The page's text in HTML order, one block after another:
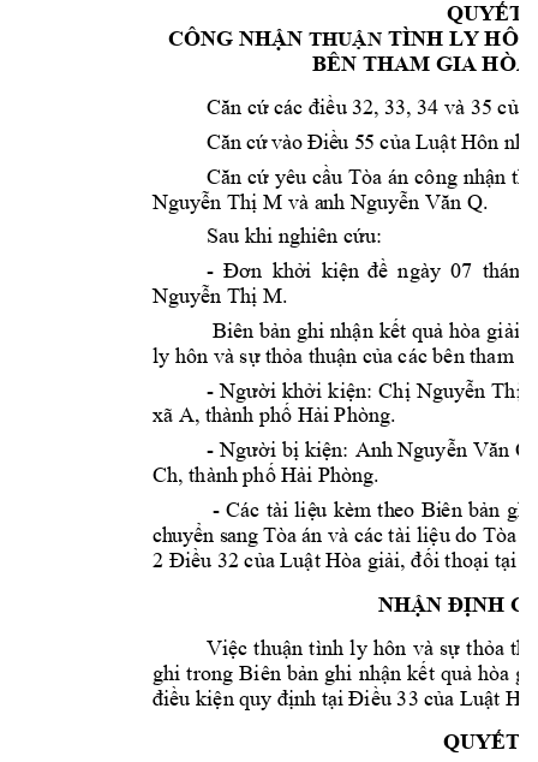
QUYẾT
CÔNG NHẬN THUẬN TÌNH LY HÔN
BÊN THAM GIA
Căn cứ các điều 32, 33, 34 và 35 của
Căn cứvàoĐiều 55 của Luật Hôn
Căn cứ yêu cầu Tòa án công nhận
Nguyễn Thị M và anh Nguyễn Văn Q.
Sau khi nghiên cứu:
- Đơn khởi kiện đề ngày 07 tháng
Nguyễn Thị M.
Biên bản ghi nhận kết quả hòa giải
ly hôn và sự thỏa thuận của các bên tham
- Người khởi kiện: Chị Nguyễn Thị
xã A, thành phố Hải Phòng.
- Người bị kiện: Anh Nguyễn Văn Q
Ch, thành phố Hải Phòng.
- Các tài liệu kèm theo Biên bản gh
chuyển sang Tòa án và các tài liệu do Tòa
2 Điều 32 của Luật Hòa giải, đối thoại tại
NHẬN ĐỊNH
Việc thuận tình ly hôn và sự thỏa
ghi trong Biên bản ghi nhận kết quả hòa
điều kiện quy định tại Điều 33 của Luật
QUYẾT